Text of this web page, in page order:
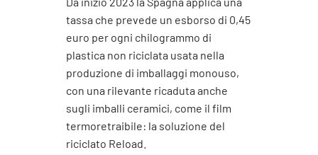
tassa che prevede un esborso di 0,45
euro per ogni chilogrammo di
plastica non riciclata usata nella
produzione di imballaggi monouso,
con una rilevante ricaduta anche
sugli imballi ceramici, come il film
termoretraibile: la soluzione del
riciclato Reload.